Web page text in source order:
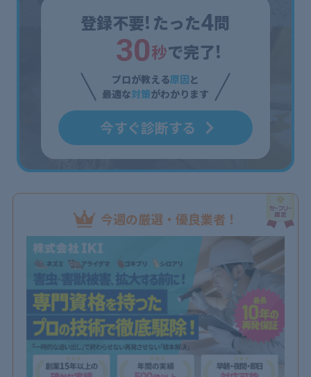
登録不要! たった4問
30秒で完了!
プロが教える原因と
最適な対策がわかります
今すぐ診断する
今週の厳選・優良業者！